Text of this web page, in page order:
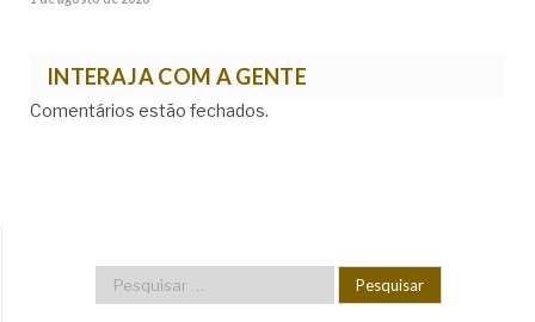
INTERAJA COM A GENTE
Comentários estão fechados.